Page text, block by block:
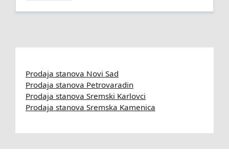
Prodaja stanova Novi Sad
Prodaja stanova Petrovaradin
Prodaja stanova Sremski Karlovci
Prodaja stanova Sremska Kamenica